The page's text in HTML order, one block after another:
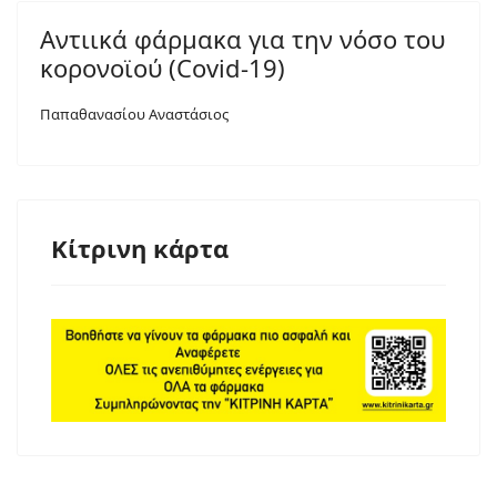
Αντιικά φάρμακα για την νόσο του
κορονοϊού (Covid-19)
Παπαθανασίου Αναστάσιος
Κίτρινη κάρτα